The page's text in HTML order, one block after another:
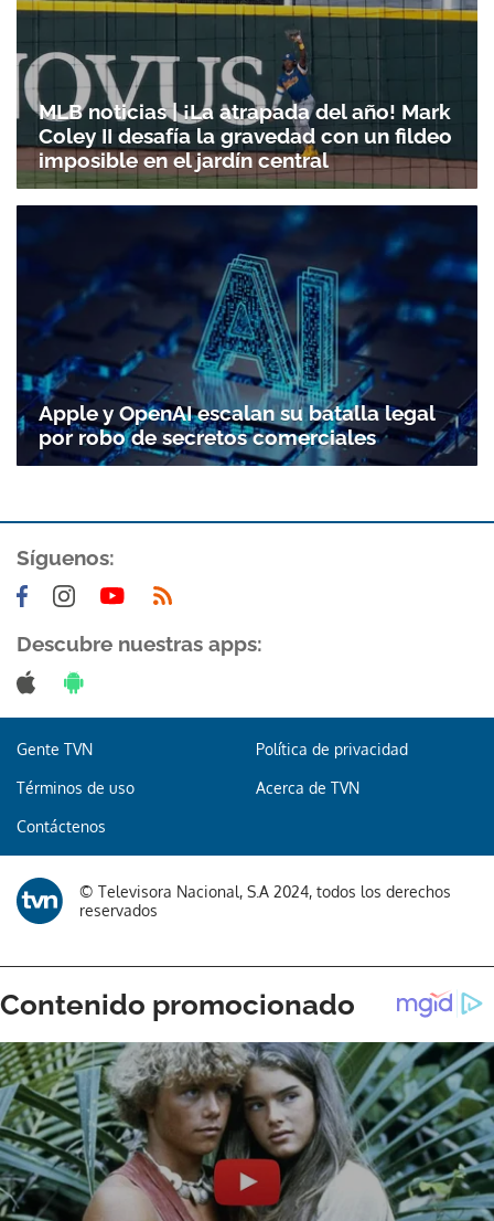
Gracias por suscribirte a nuestro boletín.
ACEPTAR
MLB noticias | ¡La atrapada del año! Mark
Coley II desafía la gravedad con un fildeo
imposible en el jardín central
Apple y OpenAI escalan su batalla legal
por robo de secretos comerciales
Síguenos:
Descubre nuestras apps:
Gente TVN Política de privacidad
Términos de uso Acerca de TVN
Contáctenos
© Televisora Nacional, S.A 2024, todos los derechos
reservados